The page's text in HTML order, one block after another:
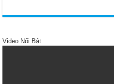
Video Nổi Bật